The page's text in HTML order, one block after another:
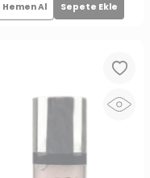
Hemen Al Sepete Ekle